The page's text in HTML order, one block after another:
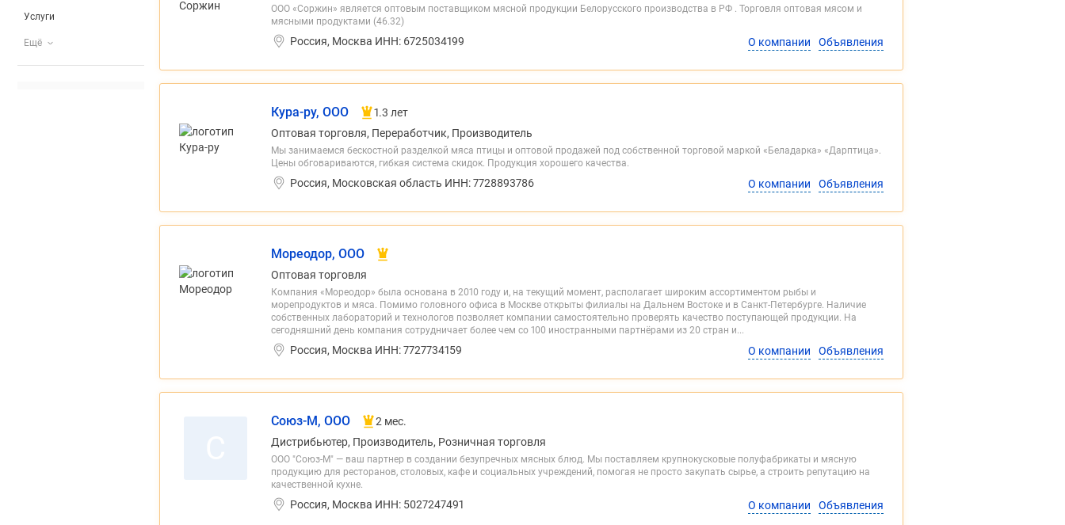
Услуги
Ещё
ООО «Соржин» является оптовым поставщиком мясной продукции Белорусского производства в РФ . Торговля оптовая мясом и
мясными продуктами (46.32)
Россия, Москва ИНН: 6725034199 О компании Объявления
Кура-ру, ООО
1.3 лет
Оптовая торговля, Переработчик, Производитель
Мы занимаемся бескостной разделкой мяса птицы и оптовой продажей под собственной торговой маркой «Беладарка» «Дарптица».
Цены обговариваются, гибкая система скидок. Продукция хорошего качества.
Россия, Московская область ИНН: 7728893786 О компании Объявления
Мореодор, ООО
Оптовая торговля
Компания «Мореодор» была основана в 2010 году и, на текущий момент, располагает широким ассортиментом рыбы и
морепродуктов и мяса. Помимо головного офиса в Москве открыты филиалы на Дальнем Востоке и в Санкт-Петербурге. Наличие
собственных лабораторий и технологов позволяет компании самостоятельно проверять качество поступающей продукции. На
сегодняшний день компания сотрудничает более чем со 100 иностранными партнёрами из 20 стран и...
Россия, Москва ИНН: 7727734159 О компании Объявления
Союз-М, ООО
2 мес.
Дистрибьютер, Производитель, Розничная торговля
ООО "Союз-М" — ваш партнер в создании безупречных мясных блюд. Мы поставляем крупнокусковые полуфабрикаты и мясную
продукцию для ресторанов, столовых, кафе и социальных учреждений, помогая не просто закупать сырье, а строить репутацию на
качественной кухне.
Россия, Москва ИНН: 5027247491 О компании Объявления